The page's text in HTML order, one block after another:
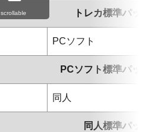
トレカ標準パッ
PCソフト
PCソフト標準パッ
同人
同人標準パッ
scrollable